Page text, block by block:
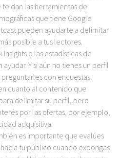
dan las herramientas de
que tiene Google
pueden ayudarte a delimitar
posible a tus lectores.
Insights o las estadísticas de
Y si aún no tienes un perfil
con encuestas.
cuanto al contenido que
delimitar su perfil, pero
por las ofertas, por ejemplo,
adquisitiva.
es importante que evalúes
tu público cuando expongas